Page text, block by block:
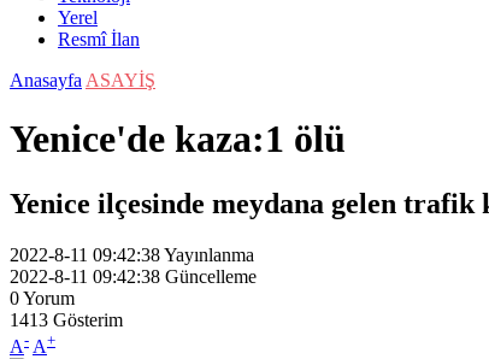
Yerel
Resmî İlan
Anasayfa ASAYİŞ
Yenice'de kaza:1 ölü
Yenice ilçesinde meydana gelen
2022-8-11 09:42:38Yayınlanma
2022-8-11 09:42:38 Güncelleme
0Yorum
1413 Gösterim
A- A+